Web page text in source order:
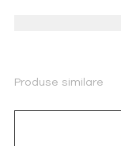
Produse similare